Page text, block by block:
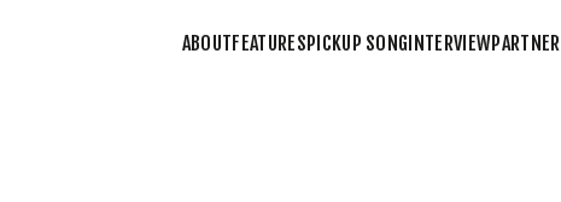
ABOUTFEATURESPICKUP SONGINTERVIEWPARTNER